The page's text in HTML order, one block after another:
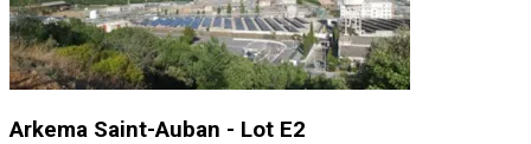
Arkema Saint-Auban - Lot E2